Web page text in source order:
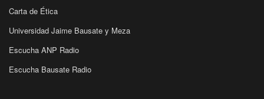
Carta de Ética
Universidad Jaime Bausate y Meza
Escucha ANP Radio
Escucha Bausate Radio